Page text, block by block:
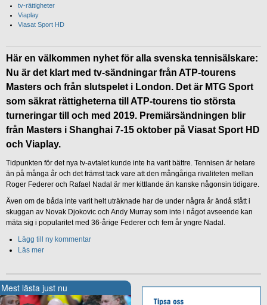
tv-rättigheter
Viaplay
Viasat Sport HD
Här en välkommen nyhet för alla svenska tennisälskare:
Nu är det klart med tv-sändningar från ATP-tourens
Masters och från slutspelet i London. Det är MTG Sport
som säkrat rättigheterna till ATP-tourens tio största
turneringar till och med 2019. Premiärsändningen blir
från Masters i Shanghai 7-15 oktober på Viasat Sport HD
och Viaplay.
Tidpunkten för det nya tv-avtalet kunde inte ha varit bättre. Tennisen är hetare
än på många år och det främst tack vare att den mångåriga rivaliteten mellan
Roger Federer och Rafael Nadal är mer kittlande än kanske någonsin tidigare.
Även om de båda inte varit helt uträknade har de under några år ändå stått i
skuggan av Novak Djokovic och Andy Murray som inte i något avseende kan
mäta sig i popularitet med 36-årige Federer och fem år yngre Nadal.
Lägg till ny kommentar
Läs mer
Mest lästa just nu